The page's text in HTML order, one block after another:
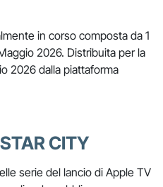
in corso composta da 1
2026. Distribuita per la
2026 dalla piattaforma
CITY
serie del lancio di Apple TV